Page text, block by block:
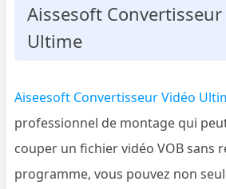
Aissesoft Convertisseur
Ultime
Aiseesoft Convertisseur Vidéo
professionnel de montage qui
couper un fichier vidéo VOB sans
programme, vous pouvez non